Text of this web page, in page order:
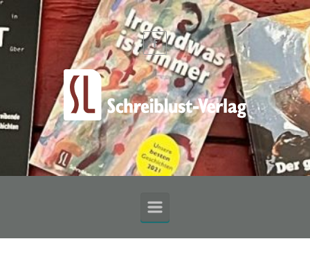
Zum Hauptinhalt springen